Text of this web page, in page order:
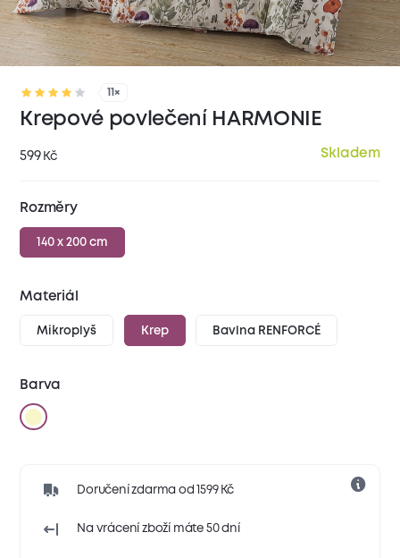
11×
Krepové povlečení HARMONIE
599 Kč Skladem
Rozměry
140 x 200 cm
Materiál
Mikroplyš Krep Bavlna RENFORCÉ
Barva
Doručení zdarma od 1599 Kč
Na vrácení zboží máte 50 dní